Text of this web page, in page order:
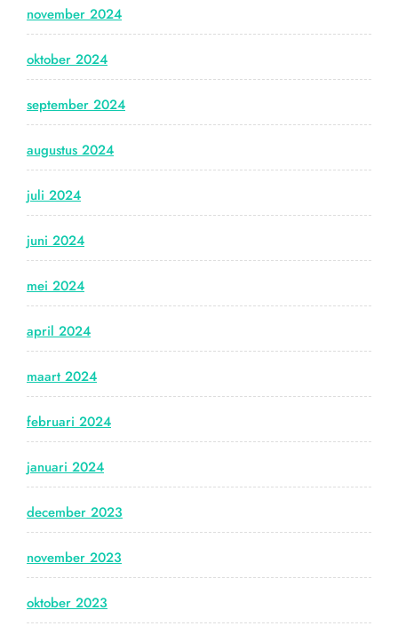
november 2024
oktober 2024
september 2024
augustus 2024
juli 2024
juni 2024
mei 2024
april 2024
maart 2024
februari 2024
januari 2024
december 2023
november 2023
oktober 2023